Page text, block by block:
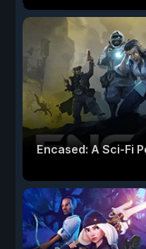
Encased: A Sci-Fi